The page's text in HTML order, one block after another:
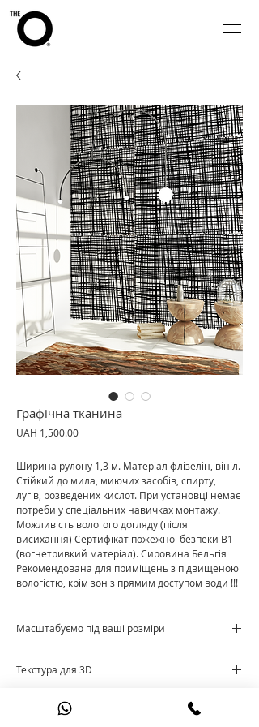
Графічна тканина
UAH 1,500.00Price
Ширина рулону 1,3 м. Матеріал флізелін, вініл.
Стійкий до мила, миючих засобів, спирту,
лугів, розведених кислот. При установці немає
потреби у спеціальних навичках монтажу.
Можливість вологого догляду (після
висихання) Сертифікат пожежної безпеки В1
(вогнетривкий матеріал). Сировина Бельгія
Рекомендована для приміщень з підвищеною
вологістю, крім зон з прямим доступом води !!!
Масштабуємо під ваші розміри
Текстура для 3D
Cкачати текстуру